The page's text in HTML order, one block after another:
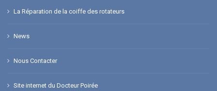
La Réparation de la coiffe des rotateurs
News
Nous Contacter
Site internet du Docteur Poirée